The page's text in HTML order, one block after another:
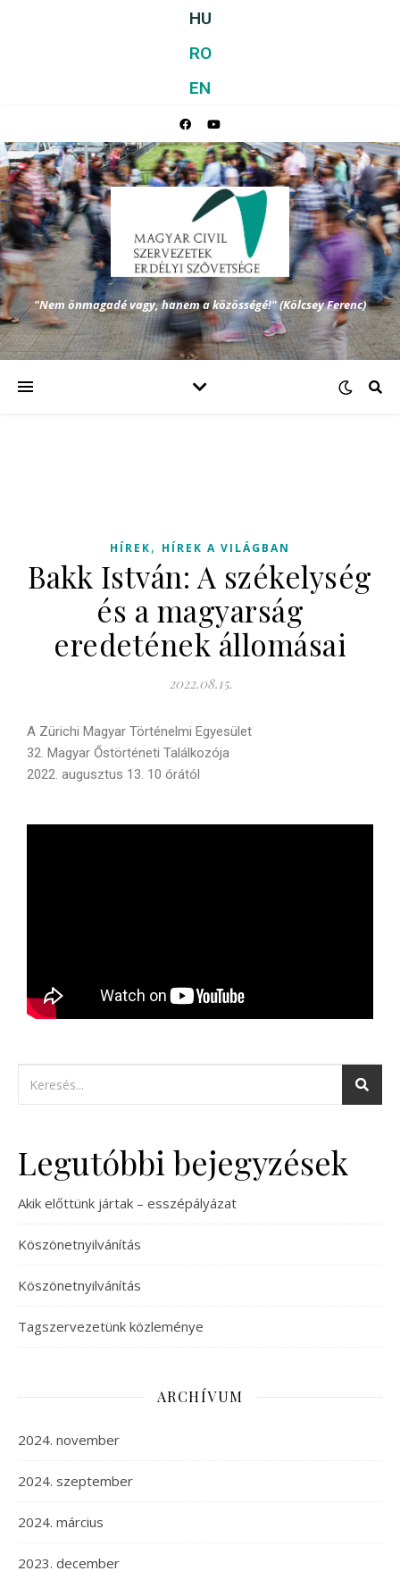
HU
RO
EN
"Nem önmagadé vagy, hanem a közösségé!" (Kölcsey Ferenc)
HÍREK, HÍREK A VILÁGBAN
Bakk István: A székelység
és a magyarság
eredetének állomásai
2022.08.15.
A Zürichi Magyar Történelmi Egyesület
32. Magyar Őstörténeti Találkozója
2022. augusztus 13. 10 órától
Legutóbbi bejegyzések
Akik előttünk jártak – esszépályázat
Köszönetnyilvánítás
Köszönetnyilvánítás
Tagszervezetünk közleménye
ARCHÍVUM
2024. november
2024. szeptember
2024. március
2023. december